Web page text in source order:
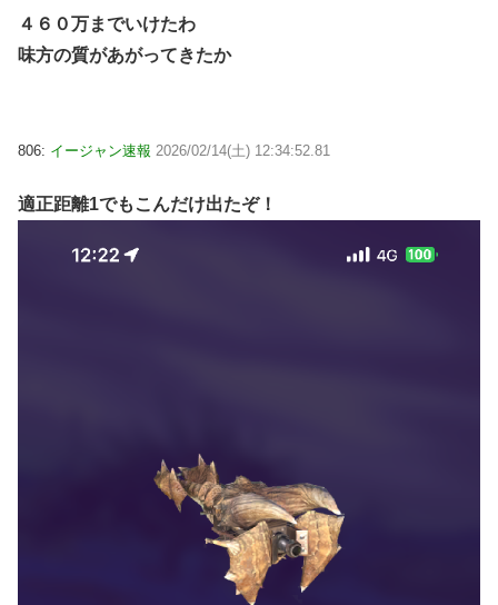
４６０万までいけたわ
味方の質があがってきたか
806: イージャン速報 2026/02/14(土) 12:34:52.81
適正距離1でもこんだけ出たぞ！